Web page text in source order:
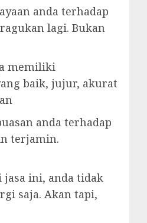
anda terhadap
lagi. Bukan
memiliki
baik, jujur, akurat
anda terhadap
terjamin.
jasa ini, anda tidak
saja. Akan tapi,